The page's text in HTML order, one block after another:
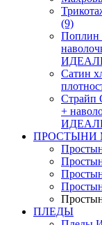
(9)
Поплин
Сатин
Страйп
+
ПРОСТЫНИ
ПЛЕДЫ